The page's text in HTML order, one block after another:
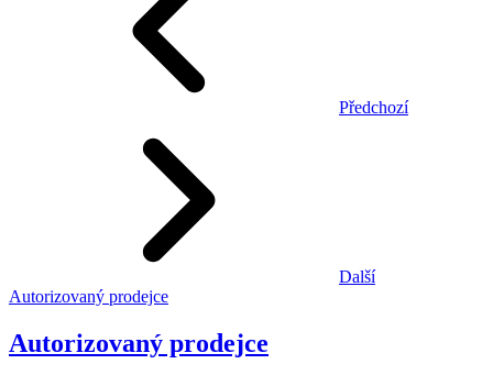
Předchozí
Další
Autorizovaný prodejce
Autorizovaný prodejce